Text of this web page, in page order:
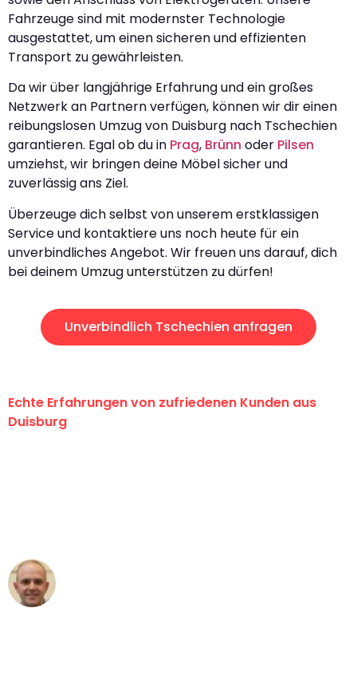
Fahrzeuge sind mit modernster Technologie
ausgestattet, um einen sicheren und effizienten
Transport zu gewährleisten.
Da wir über langjährige Erfahrung und ein großes
Netzwerk an Partnern verfügen, können wir dir einen
reibungslosen Umzug von Duisburg nach Tschechien
garantieren. Egal ob du in Prag, Brünn oder Pilsen
umziehst, wir bringen deine Möbel sicher und
zuverlässig ans Ziel.
Überzeuge dich selbst von unserem erstklassigen
Service und kontaktiere uns noch heute für ein
unverbindliches Angebot. Wir freuen uns darauf, dich
bei deinem Umzug unterstützen zu dürfen!
Unverbindlich Tschechien anfragen
Echte Erfahrungen von zufriedenen Kunden aus
Duisburg